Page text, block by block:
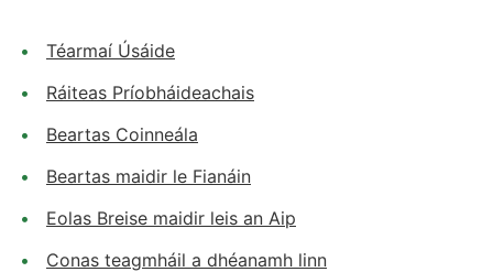
Téarmaí Úsáide
Ráiteas Príobháideachais
Beartas Coinneála
Beartas maidir le Fianáin
Eolas Breise maidir leis an Aip
Conas teagmháil a dhéanamh linn